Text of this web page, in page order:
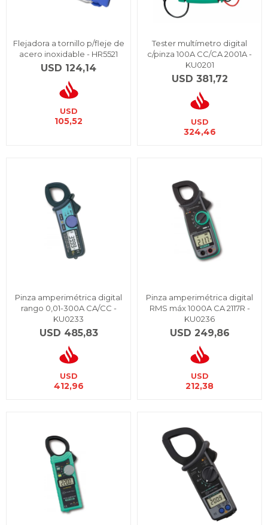
Flejadora a tornillo p/fleje de
acero inoxidable - HR5521
USD 124,14
USD
105,52
Tester multímetro digital
c/pinza 100A CC/CA 2001A -
KU0201
USD 381,72
USD
324,46
Pinza amperimétrica digital
rango 0,01-300A CA/CC -
KU0233
USD 485,83
USD
412,96
Pinza amperimétrica digital
RMS máx 1000A CA 2117R -
KU0236
USD 249,86
USD
212,38